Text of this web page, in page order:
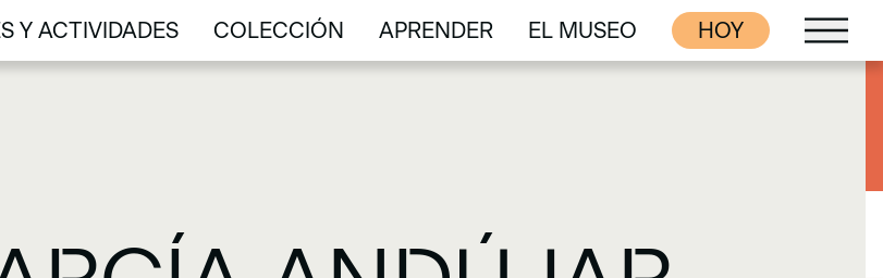
Y ACTIVIDADES
Y ACTIVIDADES
COLECCIÓN
COLECCIÓN
APRENDER
APRENDER
EL MUSEO
EL MUSEO
HOY